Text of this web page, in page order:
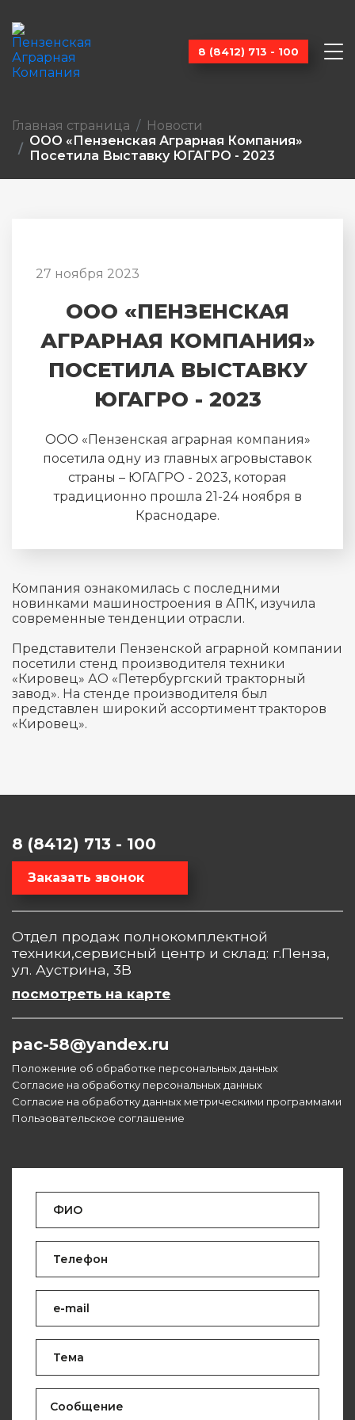
8 (8412) 713 - 100
Главная страница
Новости
ООО «Пензенская Аграрная Компания»
Посетила Выставку ЮГАГРО - 2023
27 ноября 2023
ООО «ПЕНЗЕНСКАЯ
АГРАРНАЯ КОМПАНИЯ»
ПОСЕТИЛА ВЫСТАВКУ
ЮГАГРО - 2023
ООО «Пензенская аграрная компания»
посетила одну из главных агровыставок
страны – ЮГАГРО - 2023, которая
традиционно прошла 21-24 ноября в
Краснодаре.
Компания ознакомилась с последними
новинками машиностроения в АПК, изучила
современные тенденции отрасли.
Представители Пензенской аграрной компании
посетили стенд производителя техники
«Кировец» АО «Петербургский тракторный
завод». На стенде производителя был
представлен широкий ассортимент тракторов
«Кировец».
8 (8412) 713 - 100
Заказать звонок
Отдел продаж полнокомплектной
техники,сервисный центр и склад: г.Пенза,
ул. Аустрина, 3В
посмотреть на карте
pac-58@yandex.ru
Положение об обработке персональных данных
Согласие на обработку персональных данных
Согласие на обработку данных метрическими программами
Пользовательское соглашение